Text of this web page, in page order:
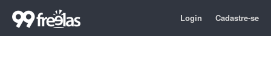
Login Cadastre-se